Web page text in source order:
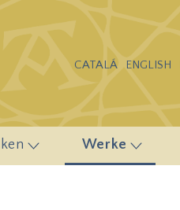
CATALÁ ENGLISH
Werke